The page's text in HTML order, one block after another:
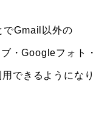
でGmail以外の
・Googleフォト・
できるようになり